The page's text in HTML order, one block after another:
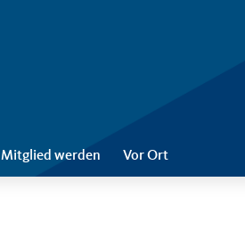
Mitglied werden Vor Ort